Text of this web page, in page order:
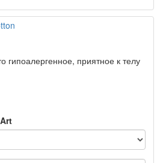
приятное к телу